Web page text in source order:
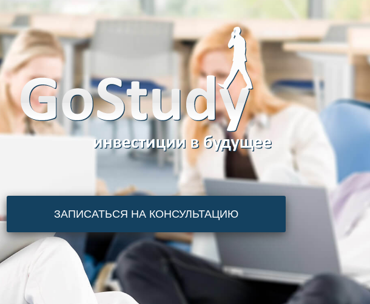
ЗАПИСАТЬСЯ НА КОНСУЛЬТАЦИЮ